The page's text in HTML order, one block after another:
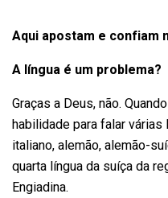
Aqui apostam e confiam
A língua é um problema?
Graças a Deus, não.
habilidade para falar
italiano, alemão, alemão-
quarta língua da suíça da
Engiadina.